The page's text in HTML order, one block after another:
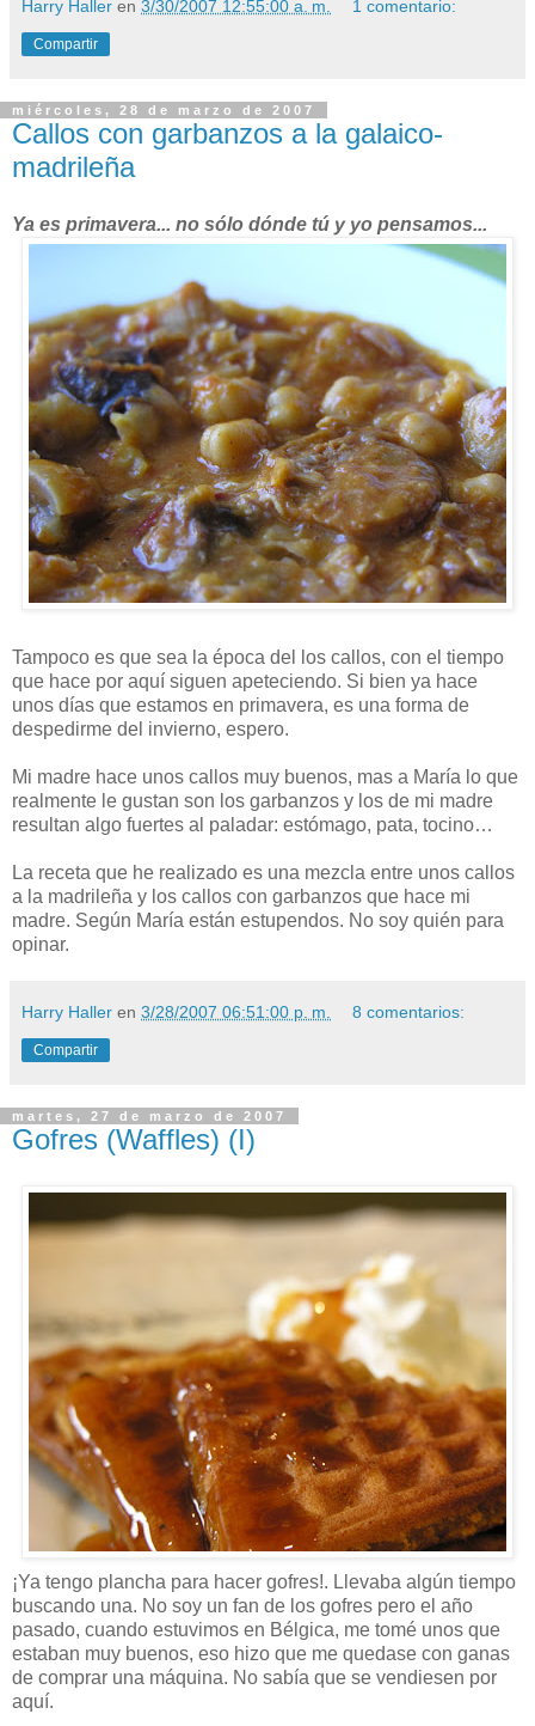
Harry Haller en 3/30/2007 12:55:00 a. m. 1 comentario:
Compartir
miércoles, 28 de marzo de 2007
Callos con garbanzos a la galaico-
madrileña
Ya es primavera... no sólo dónde tú y yo pensamos...
Tampoco es que sea la época del los callos, con el tiempo
que hace por aquí siguen apeteciendo. Si bien ya hace
unos días que estamos en primavera, es una forma de
despedirme del invierno, espero.
Mi madre hace unos callos muy buenos, mas a María lo que
realmente le gustan son los garbanzos y los de mi madre
resultan algo fuertes al paladar: estómago, pata, tocino…
La receta que he realizado es una mezcla entre unos callos
a la madrileña y los callos con garbanzos que hace mi
madre. Según María están estupendos. No soy quién para
opinar.
Harry Haller en 3/28/2007 06:51:00 p. m. 8 comentarios:
Compartir
martes, 27 de marzo de 2007
Gofres (Waffles) (I)
¡Ya tengo plancha para hacer gofres!. Llevaba algún tiempo
buscando una. No soy un fan de los gofres pero el año
pasado, cuando estuvimos en Bélgica, me tomé unos que
estaban muy buenos, eso hizo que me quedase con ganas
de comprar una máquina. No sabía que se vendiesen por
aquí.